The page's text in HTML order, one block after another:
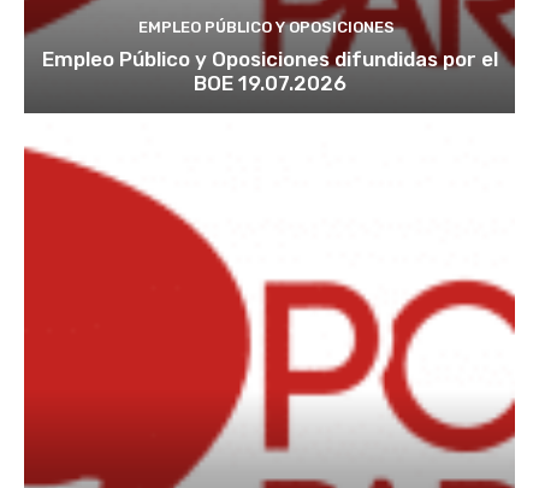
EMPLEO PÚBLICO Y OPOSICIONES
Empleo Público y Oposiciones difundidas por el
BOE 19.07.2026